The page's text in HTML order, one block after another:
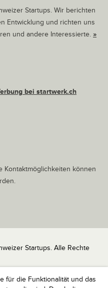
für die Funktionalität und das
Startups. Wir berichten
Entwicklung und richten uns
und andere Interessierte. »
bei startwerk.ch
Kontaktmöglichkeiten können
Startups. Alle Rechte